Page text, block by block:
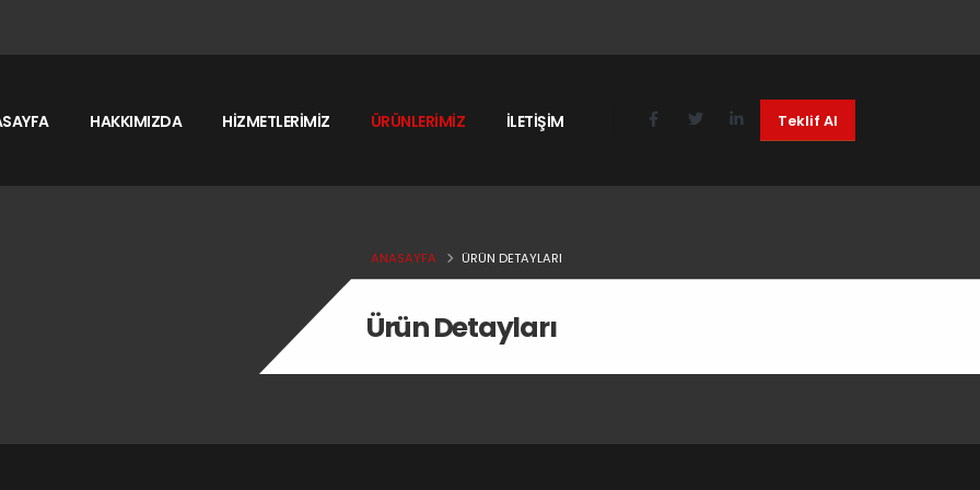
HAKKIMIZDA HİZMETLERİMİZ ÜRÜNLERİMİZ İLETİŞİM Teklif Al
ANASAYFA ÜRÜN DETAYLARI
Ürün Detayları